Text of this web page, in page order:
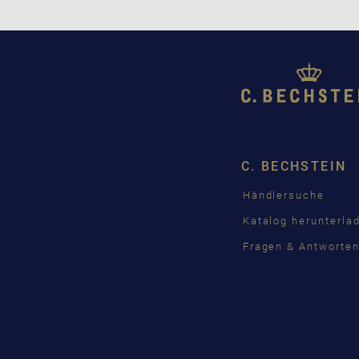
C. BECHSTEIN
Händlersuche
Katalog
Fragen & Antworten